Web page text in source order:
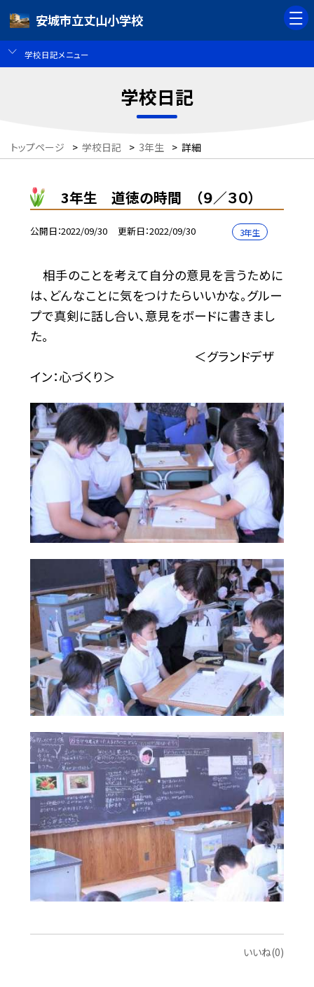
安城市立丈山小学校
学校日記メニュー
学校日記
トップページ > 学校日記 > 3年生 > 詳細
3年生 道徳の時間 （９／３０）
公開日 2022/09/30 更新日 2022/09/30 3年生
相手のことを考えて自分の意見を言うために
は、どんなことに気をつけたらいいかな。グルー
プで真剣に話し合い、意見をボードに書きまし
た。
＜グランドデザ
イン：心づくり＞
いいね(0)